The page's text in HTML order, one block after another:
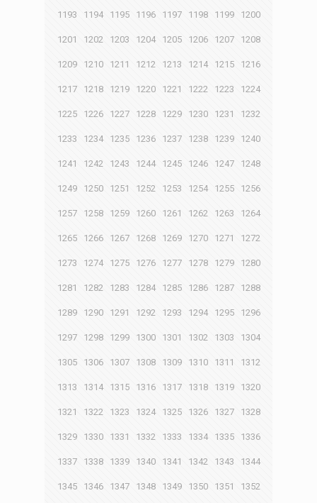
1193 1194 1195 1196 1197 1198 1199 1200
1201 1202 1203 1204 1205 1206 1207 1208
1209 1210 1211 1212 1213 1214 1215 1216
1217 1218 1219 1220 1221 1222 1223 1224
1225 1226 1227 1228 1229 1230 1231 1232
1233 1234 1235 1236 1237 1238 1239 1240
1241 1242 1243 1244 1245 1246 1247 1248
1249 1250 1251 1252 1253 1254 1255 1256
1257 1258 1259 1260 1261 1262 1263 1264
1265 1266 1267 1268 1269 1270 1271 1272
1273 1274 1275 1276 1277 1278 1279 1280
1281 1282 1283 1284 1285 1286 1287 1288
1289 1290 1291 1292 1293 1294 1295 1296
1297 1298 1299 1300 1301 1302 1303 1304
1305 1306 1307 1308 1309 1310 1311 1312
1313 1314 1315 1316 1317 1318 1319 1320
1321 1322 1323 1324 1325 1326 1327 1328
1329 1330 1331 1332 1333 1334 1335 1336
1337 1338 1339 1340 1341 1342 1343 1344
1345 1346 1347 1348 1349 1350 1351 1352